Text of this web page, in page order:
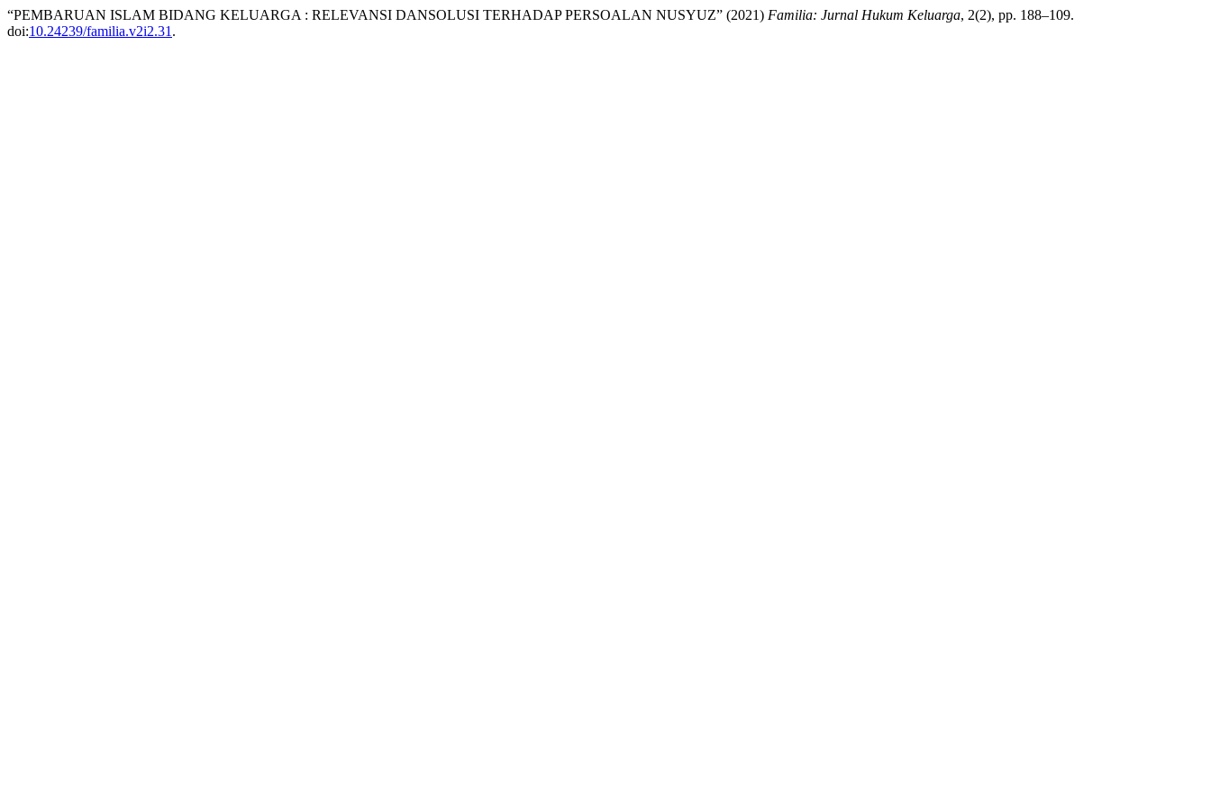
“PEMBARUAN ISLAM BIDANG KELUARGA : RELEVANSI DANSOLUSI TERHADAP PERSOALAN NUSYUZ” (2021) Familia: Jurnal Hukum Keluarga, 2(2), pp. 188–109.
doi:10.24239/familia.v2i2.31 .